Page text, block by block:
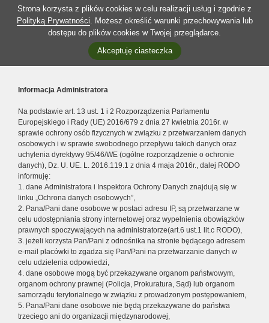
Strona korzysta z plików cookies w celu realizacji usług i zgodnie z
Polityką Prywatności. Możesz określić warunki przechowywania lub
dostępu do plików cookies w Twojej przeglądarce.
Akceptuję ciasteczka
Informacja Administratora
Na podstawie art. 13 ust. 1 i 2 Rozporządzenia Parlamentu
Europejskiego i Rady (UE) 2016/679 z dnia 27 kwietnia 2016r. w
sprawie ochrony osób fizycznych w związku z przetwarzaniem danych
osobowych i w sprawie swobodnego przepływu takich danych oraz
uchylenia dyrektywy 95/46/WE (ogólne rozporządzenie o ochronie
danych), Dz. U. UE. L. 2016.119.1 z dnia 4 maja 2016r., dalej RODO
informuję:
1. dane Administratora i Inspektora Ochrony Danych znajdują się w
linku „Ochrona danych osobowych”,
2. Pana/Pani dane osobowe w postaci adresu IP, są przetwarzane w
celu udostępniania strony internetowej oraz wypełnienia obowiązków
prawnych spoczywających na administratorze(art.6 ust.1 lit.c RODO),
3. jeżeli korzysta Pan/Pani z odnośnika na stronie będącego adresem
e-mail placówki to zgadza się Pan/Pani na przetwarzanie danych w
celu udzielenia odpowiedzi,
4. dane osobowe mogą być przekazywane organom państwowym,
organom ochrony prawnej (Policja, Prokuratura, Sąd) lub organom
samorządu terytorialnego w związku z prowadzonym postępowaniem,
5. Pana/Pani dane osobowe nie będą przekazywane do państwa
trzeciego ani do organizacji międzynarodowej,